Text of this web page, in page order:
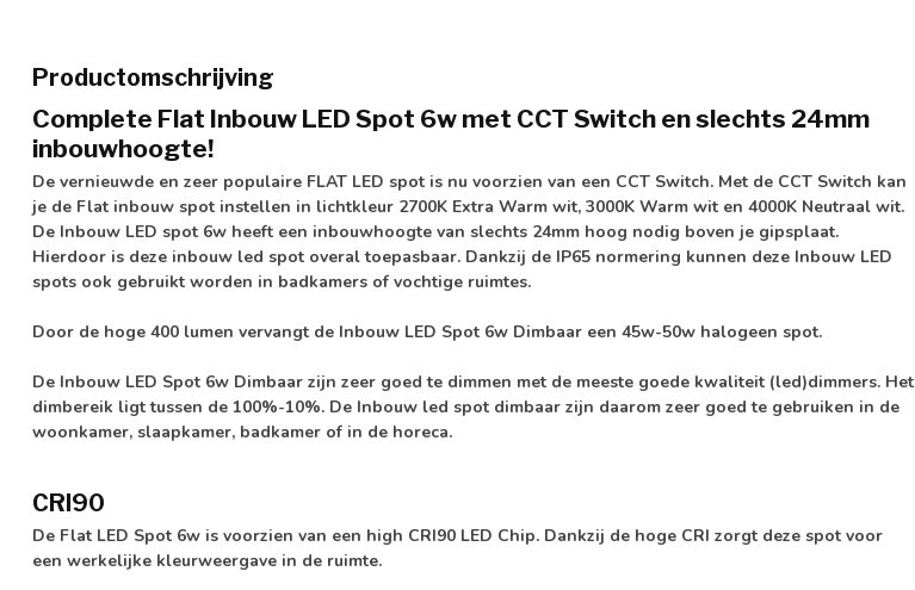
Productomschrijving
Complete Flat Inbouw LED Spot 6w met CCT Switch en slechts 24mm
inbouwhoogte!
De vernieuwde en zeer populaire FLAT LED spot is nu voorzien van een CCT Switch. Met de CCT Switch kan
je de Flat inbouw spot instellen in lichtkleur 2700K Extra Warm wit, 3000K Warm wit en 4000K Neutraal wit.
De Inbouw LED spot 6w heeft een inbouwhoogte van slechts 24mm hoog nodig boven je gipsplaat.
Hierdoor is deze inbouw led spot overal toepasbaar. Dankzij de IP65 normering kunnen deze Inbouw LED
spots ook gebruikt worden in badkamers of vochtige ruimtes.
Door de hoge 400 lumen vervangt de Inbouw LED Spot 6w Dimbaar een 45w-50w halogeen spot.
De Inbouw LED Spot 6w Dimbaar zijn zeer goed te dimmen met de meeste goede kwaliteit (led)dimmers. Het
dimbereik ligt tussen de 100%-10%. De Inbouw led spot dimbaar zijn daarom zeer goed te gebruiken in de
woonkamer, slaapkamer, badkamer of in de horeca.
CRI90
De Flat LED Spot 6w is voorzien van een high CRI90 LED Chip. Dankzij de hoge CRI zorgt deze spot voor
een werkelijke kleurweergave in de ruimte.